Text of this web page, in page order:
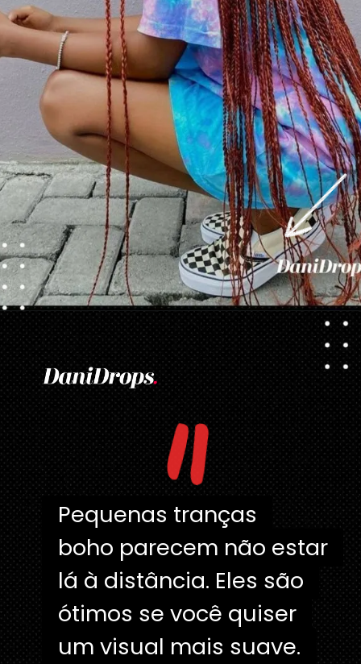
Opening
"
Pequenas tranças
boho parecem não estar
lá à distância. Eles são
ótimos se você quiser
um visual mais suave.
Pequenas tranças
boho parecem não estar
lá à distância. Eles são
ótimos se você quiser
um visual mais suave.